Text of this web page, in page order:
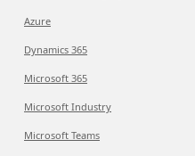
Azure
Dynamics 365
Microsoft 365
Microsoft Industry
Microsoft Teams